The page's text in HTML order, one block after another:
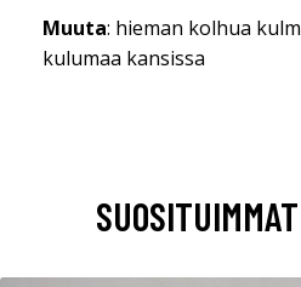
Muuta: hieman kolhua
kulumaa kansissa